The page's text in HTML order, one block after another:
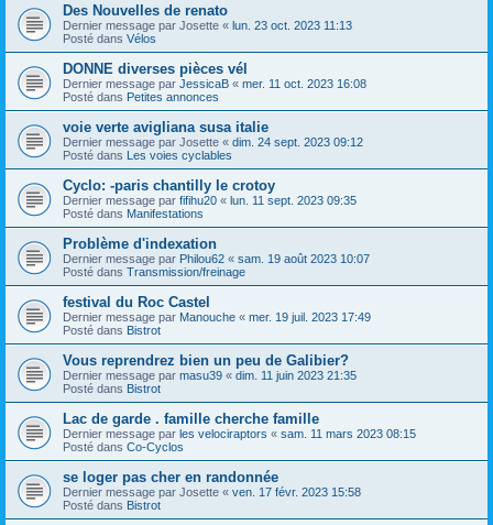
Des Nouvelles de renato
Dernier message par Josette « lun. 23 oct. 2023 11:13
Posté dans Vélos
DONNE diverses pièces vél
Dernier message par JessicaB « mer. 11 oct. 2023 16:08
Posté dans Petites annonces
voie verte avigliana susa italie
Dernier message par Josette « dim. 24 sept. 2023 09:12
Posté dans Les voies cyclables
Cyclo: -paris chantilly le crotoy
Dernier message par fifihu20 « lun. 11 sept. 2023 09:35
Posté dans Manifestations
Problème d'indexation
Dernier message par Philou62 « sam. 19 août 2023 10:07
Posté dans Transmission/freinage
festival du Roc Castel
Dernier message par Manouche « mer. 19 juil. 2023 17:49
Posté dans Bistrot
Vous reprendrez bien un peu de Galibier?
Dernier message par masu39 « dim. 11 juin 2023 21:35
Posté dans Bistrot
Lac de garde . famille cherche famille
Dernier message par les velociraptors « sam. 11 mars 2023 08:15
Posté dans Co-Cyclos
se loger pas cher en randonnée
Dernier message par Josette « ven. 17 févr. 2023 15:58
Posté dans Bistrot